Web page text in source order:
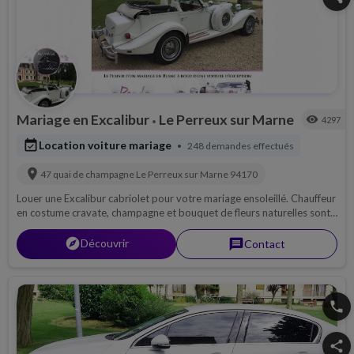
Mariage en Excalibur • Le Perreux sur Marne visibility 4297
event_availableLocation voiture mariage • 248 demandes effectués
location_on 47 quai de champagne Le Perreux sur Marne 94170
Louer une Excalibur cabriolet pour votre mariage ensoleillé. Chauffeur
en costume cravate, champagne et bouquet de fleurs naturelles sont
au rendez-vous.
explorerDécouvrir messageContact
phone
share